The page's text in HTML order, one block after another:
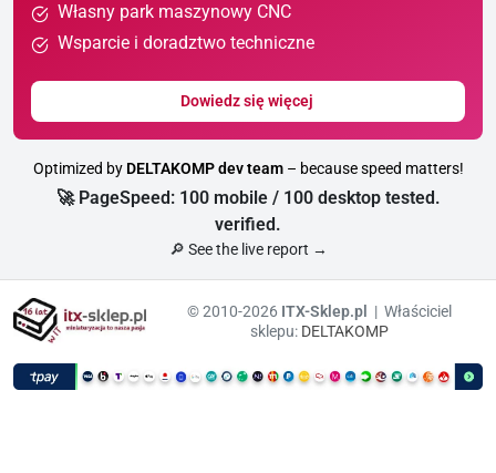
Własny park maszynowy CNC
Wsparcie i doradztwo techniczne
Dowiedz się więcej
Optimized by DELTAKOMP dev team– because speed matters!
🚀 PageSpeed: 100 mobile / 100 desktop tested.
verified.
🔎 See the live report →
© 2010-2026 ITX-Sklep.pl
| Właściciel
sklepu: DELTAKOMP